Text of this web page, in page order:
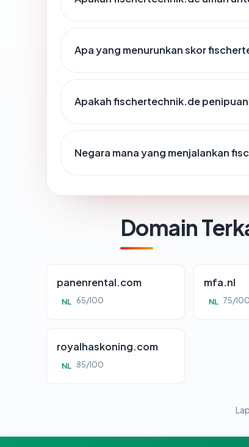
Apa yang menurunkan skor
Apakah fischertechnik.de
Negara mana yang menjalankan
Domain
panenrental.com
NL 65/100
mfa.nl
NL 75/100
royalhaskoning.com
NL 85/100